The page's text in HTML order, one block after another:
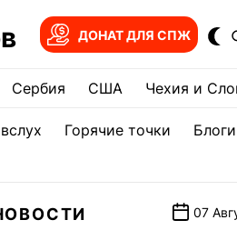
ДОНАТ ДЛЯ СПЖ
Сербия США Чехия и
Горячие точки Блоги
07